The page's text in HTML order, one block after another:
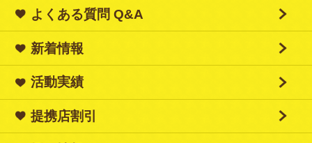
よくある質問 Q&A
新着情報
活動実績
提携店割引